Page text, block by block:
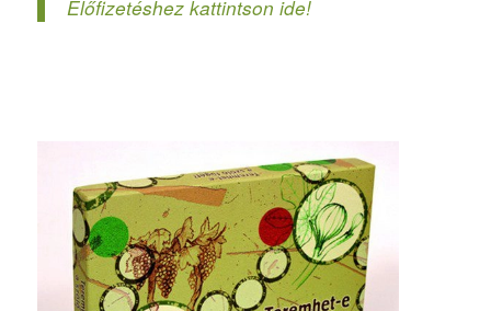
Előfizetéshez kattintson ide!